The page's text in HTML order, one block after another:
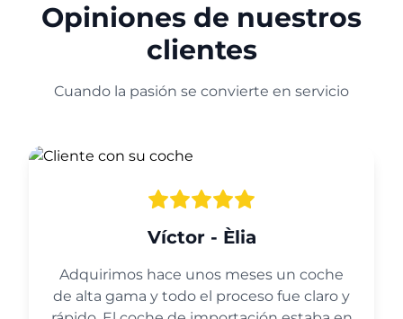
Opiniones de nuestros
clientes
Cuando la pasión se convierte en servicio
Víctor - Èlia
Adquirimos hace unos meses un coche
de alta gama y todo el proceso fue claro y